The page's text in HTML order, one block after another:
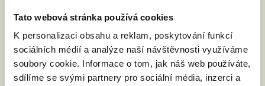
Tato webová stránka používá cookies
K personalizaci obsahu a reklam, poskytování funkcí
sociálních médií a analýze naší návštěvnosti využíváme
soubory cookie. Informace o tom, jak náš web používáte,
sdílíme se svými partnery pro sociální média, inzerci a